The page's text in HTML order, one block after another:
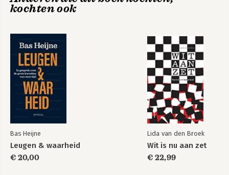
8. Over menselijkheid: Xun Zi en de ordening van de wereld
Bronnen en aanbevolen literatuur
Over de auteurs
kochten ook
Bas Heijne
Leugen & waarheid
€ 20,00
Lida van den Broek
Wit is nu aan zet
€ 22,99